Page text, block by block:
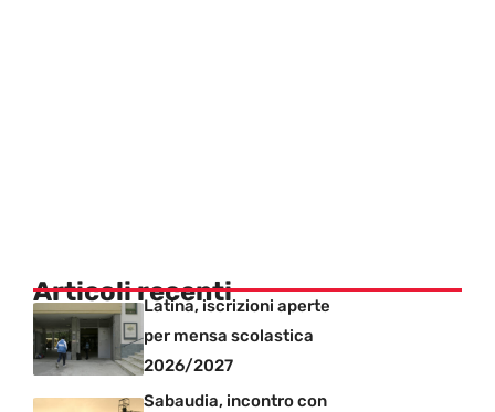
Articoli recentiLatina, iscrizioni aperte
per mensa scolastica
2026/2027
Sabaudia, incontro con